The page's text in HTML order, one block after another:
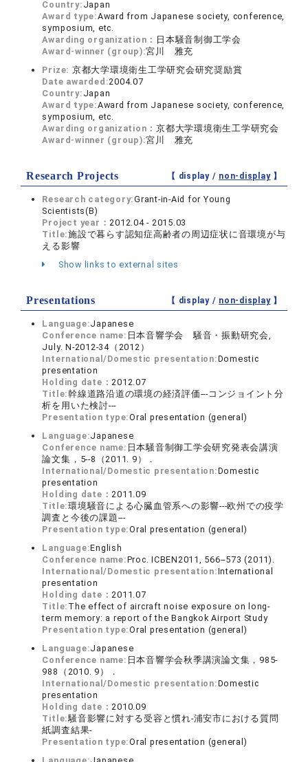
Country: Japan
Award type:Award from Japanese society, conference,
symposium, etc.
Awarding organization： 日本騒音制御工学会
Award-winner (group):宮川 雅充
Prize: 京都大学環境衛生工学研究会研究奨励賞
Date awarded:2004.07
Country: Japan
Award type:Award from Japanese society, conference,
symposium, etc.
Awarding organization：京都大学環境衛生工学研究会
Award-winner (group):宮川 雅充
Research Projects 【 display / non-display】
Research category:Grant-in-Aid for Young
Scientists(B)
Project year：2012.04 - 2015.03
Title:施設で暮らす認知症高齢者の周辺症状に音環境が与
える影響
Show links to external sites
Presentations 【 display / non-display】
Language:Japanese
Conference name: 日本音響学会 騒音・振動研究会,
July. N-2012-34（2012）
International/Domestic presentation:Domestic
presentation
Holding date：2012.07
Title:幹線道路沿道の環境の経済評価---コンジョイント分
析を用いた検討---
Presentation type:Oral presentation (general)
Language:Japanese
Conference name: 日本騒音制御工学会研究発表会講演
論文集，5--8（2011. 9）．
International/Domestic presentation:Domestic
presentation
Holding date：2011.09
Title:環境騒音による心臓血管系への影響---欧州での疫学
調査と今後の課題---
Presentation type:Oral presentation (general)
Language:English
Conference name:Proc. ICBEN2011, 566--573 (2011).
International/Domestic presentation:International
presentation
Holding date：2011.07
Title: The effect of aircraft noise exposure on long-
term memory: a report of the Bangkok Airport Study
Presentation type:Oral presentation (general)
Language:Japanese
Conference name: 日本音響学会秋季講演論文集，985-
988（2010. 9）．
International/Domestic presentation:Domestic
presentation
Holding date：2010.09
Title:騒音影響に対する受容と慣れ-浦安市における質問
紙調査結果-
Presentation type:Oral presentation (general)